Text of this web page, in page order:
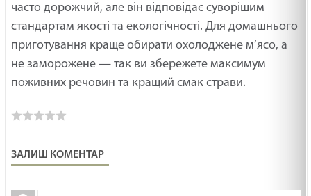
часто дорожчий, але він відповідає суворішим
стандартам якості та екологічності. Для домашнього
приготування краще обирати охолоджене м’ясо, а
не заморожене — так ви збережете максимум
поживних речовин та кращий смак страви.
ЗАЛИШ КОМЕНТАР